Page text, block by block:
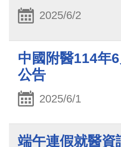
2025/6/2
中國附醫114年
公告
2025/6/1
端午連假就醫資